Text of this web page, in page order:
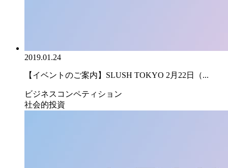
2019.01.24
【イベントのご案内】SLUSH TOKYO 2月22日（...
ビジネスコンペティション
社会的投資